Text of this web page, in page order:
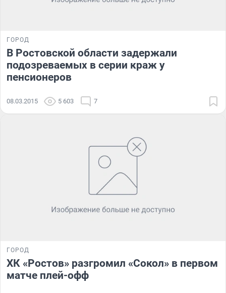
ГОРОД
В Ростовской области задержали
подозреваемых в серии краж у
пенсионеров
08.03.2015 5 603 7
ГОРОД
ХК «Ростов» разгромил «Сокол» в первом
матче плей-офф